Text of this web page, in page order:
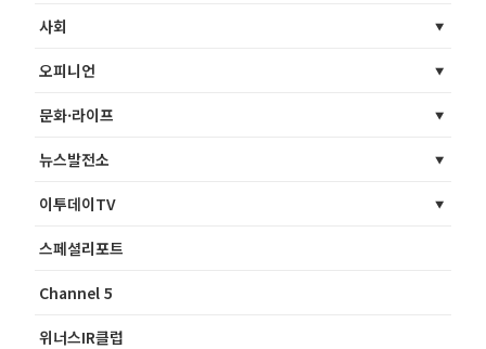
사회
오피니언
문화·라이프
뉴스발전소
이투데이TV
스페셜리포트
Channel 5
위너스IR클럽